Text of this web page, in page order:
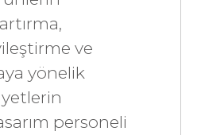
ve
yönelik
personeli